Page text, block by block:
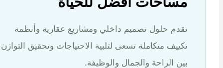
نقدم حلول تصميم داخلي ومشاريع عقارية وأنظمة
تكييف متكاملة تسعى لتلبية الاحتياجات وتحقيق التوازن
بين الراحة والجمال والوظيفة.